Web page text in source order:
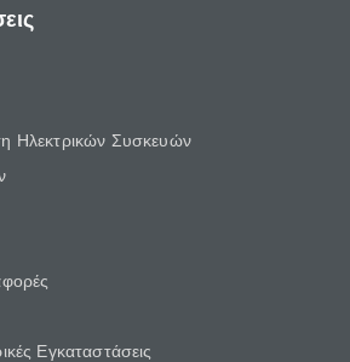
Ηλεκτρικών Συσκευών
Εγκαταστάσεις